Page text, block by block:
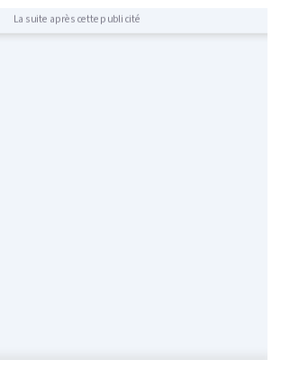
La suite après cette publicité